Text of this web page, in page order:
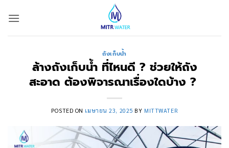
ถังเก็บน้ำ
ล้างถังเก็บน้ำ ที่ไหนดี ? ช่วยให้ถัง
สะอาด ต้องพิจารณาเรื่องใดบ้าง ?
POSTED ON เมษายน 23, 2025 BY MITTWATER